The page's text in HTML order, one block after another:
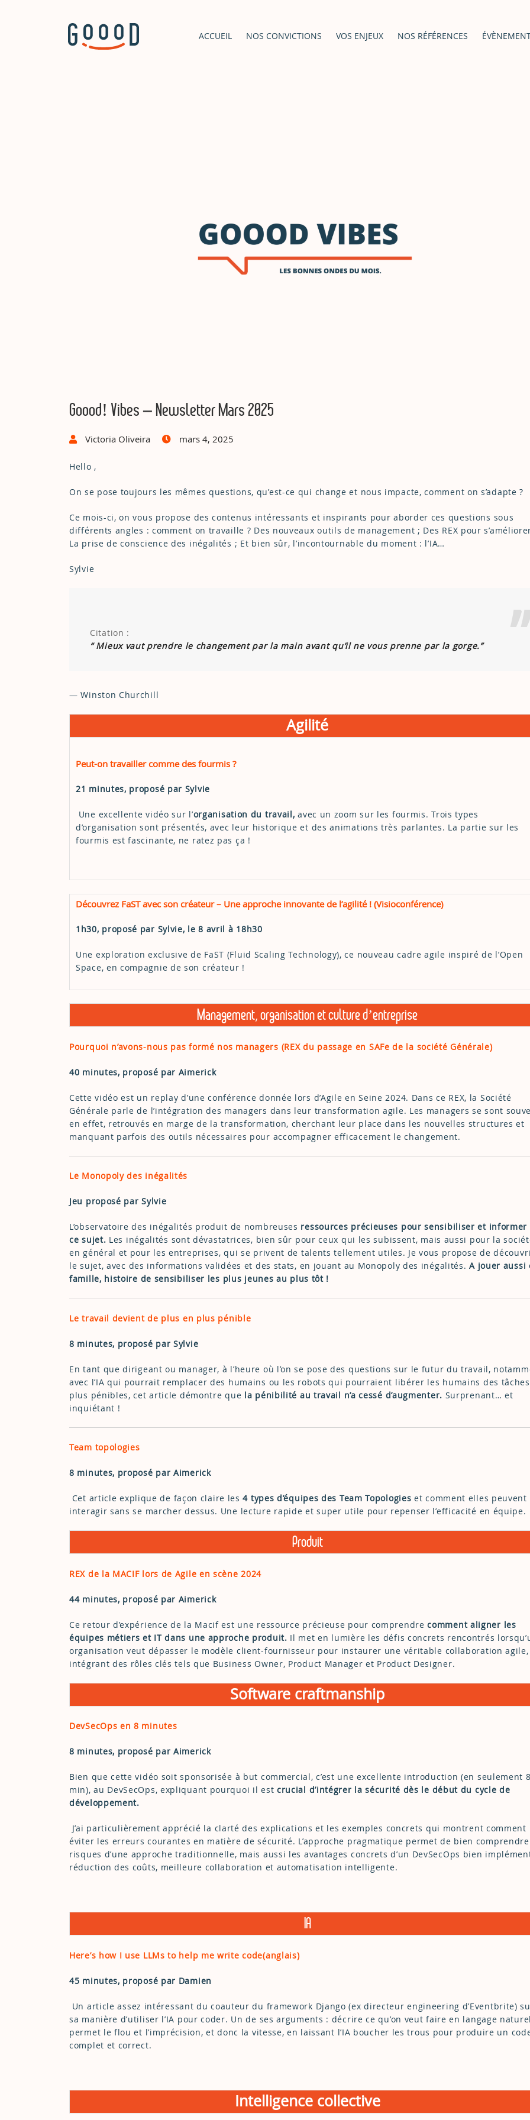
ACCUEIL NOS CONVICTIONS VOS ENJEUX NOS RÉFÉRENCES
Goood! Vibes – Newsletter Mars 2025
Victoria Oliveira mars 4, 2025
Hello ,
On se pose toujours les mêmes questions, qu’est-ce qui change et nous impacte, comment on s’adapte ?
Ce mois-ci, on vous propose des contenus intéressants et inspirants pour aborder ces questions sous
différents angles : comment on travaille ? Des nouveaux outils de management ; Des REX pour
La prise de conscience des inégalités ; Et bien sûr, l’incontournable du moment : l’IA…
Sylvie
Citation :
“ Mieux vaut prendre le changement par la main avant qu’il ne vous prenne par la gorge.”
— Winston Churchill
Agilité
Peut-on travailler comme des fourmis ?
21 minutes, proposé par Sylvie
Une excellente vidéo sur l’organisation du travail, avec un zoom sur les fourmis. Trois types
d’organisation sont présentés, avec leur historique et des animations très parlantes. La partie sur les
fourmis est fascinante, ne ratez pas ça !
Découvrez FaST avec son créateur – Une approche innovante de l’agilité ! (Visioconférence)
1h30, proposé par Sylvie, le 8 avril à 18h30
Une exploration exclusive de FaST (Fluid Scaling Technology), ce nouveau cadre agile inspiré de l’Open
Space, en compagnie de son créateur !
Management, organisation et culture d’entreprise
Pourquoi n’avons-nous pas formé nos managers (REX du passage en SAFe de la société Générale)
40 minutes, proposé par Aimerick
Cette vidéo est un replay d’une conférence donnée lors d’Agile en Seine 2024. Dans ce REX, la Société
Générale parle de l’intégration des managers dans leur transformation agile. Les managers se sont
en effet, retrouvés en marge de la transformation, cherchant leur place dans les nouvelles structures et
manquant parfois des outils nécessaires pour accompagner efficacement le changement.
Le Monopoly des inégalités
Jeu proposé par Sylvie
L’observatoire des inégalités produit de nombreuses ressources précieuses pour sensibiliser et informer
ce sujet. Les inégalités sont dévastatrices, bien sûr pour ceux qui les subissent, mais aussi pour la
en général et pour les entreprises, qui se privent de talents tellement utiles. Je vous propose de
le sujet, avec des informations validées et des stats, en jouant au Monopoly des inégalités.A jouer aussi
famille, histoire de sensibiliser les plus jeunes au plus tôt !
Le travail devient de plus en plus pénible
8 minutes, proposé par Sylvie
En tant que dirigeant ou manager, à l’heure où l’on se pose des questions sur le futur du travail,
avec l’IA qui pourrait remplacer des humains ou les robots qui pourraient libérer les humains des
plus pénibles, cet article démontre que la pénibilité au travail n’a cessé d’augmenter. Surprenant… et
inquiétant !
Team topologies
8 minutes, proposé par Aimerick
Cet article explique de façon claire les4 types d’équipes des Team Topologieset comment elles peuvent
interagir sans se marcher dessus. Une lecture rapide et super utile pour repenser l’efficacité en équipe.
Produit
REX de la MACIF lors de Agile en scène 2024
44 minutes, proposé par Aimerick
Ce retour d’expérience de la Macif est une ressource précieuse pour comprendrecomment aligner les
équipes métiers et IT dans une approche produit. Il met en lumière les défis concrets rencontrés
organisation veut dépasser le modèle client-fournisseur pour instaurer une véritable collaboration
intégrant des rôles clés tels que Business Owner, Product Manager et Product Designer.
Software craftmanship
DevSecOps en 8 minutes
8 minutes, proposé par Aimerick
Bien que cette vidéo soit sponsorisée à but commercial, c’est une excellente introduction (en seulement
min), au DevSecOps, expliquant pourquoi il est crucial d’intégrer la sécurité dès le début du cycle de
développement.
J’ai particulièrement apprécié la clarté des explications et les exemples concrets qui montrent comment
éviter les erreurs courantes en matière de sécurité. L’approche pragmatique permet de bien
risques d’une approche traditionnelle, mais aussi les avantages concrets d’un DevSecOps bien
réduction des coûts, meilleure collaboration et automatisation intelligente.
IA
Here’s how I use LLMs to help me write code(anglais)
45 minutes, proposé par Damien
Un article assez intéressant du coauteur du framework Django (ex directeur engineering d’Eventbrite)
sa manière d’utiliser l’IA pour coder. Un de ses arguments : décrire ce qu’on veut faire en langage
permet le flou et l’imprécision, et donc la vitesse, en laissant l’IA boucher les trous pour produire un
complet et correct.
Intelligence collective